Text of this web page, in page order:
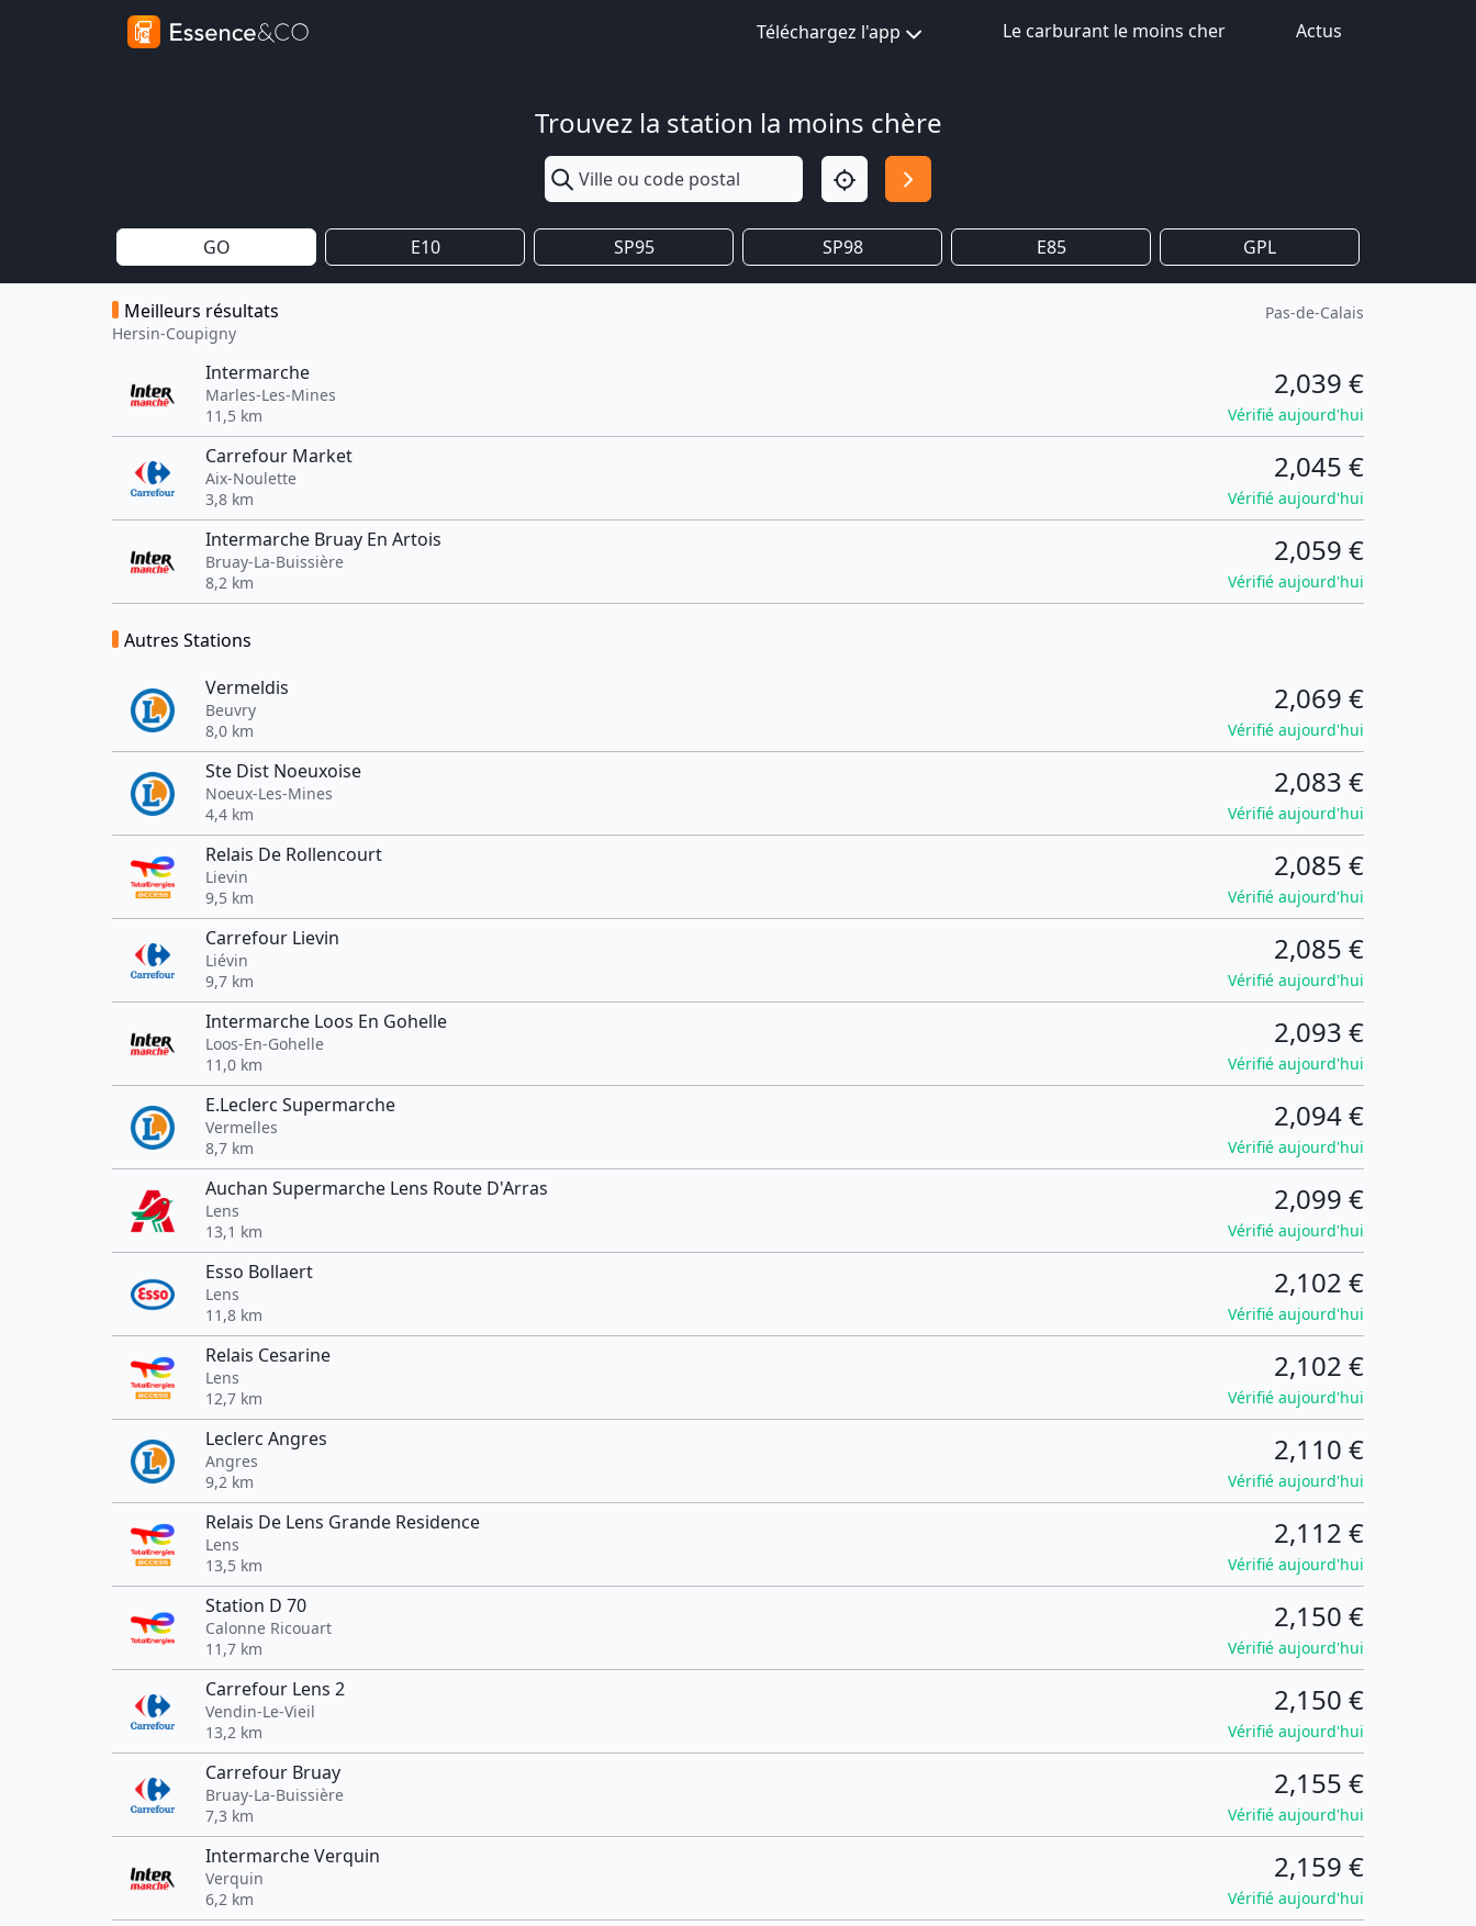
Téléchargez l'app Le carburant le moins cher Actus
Trouvez la station la moins chère
GO E10 SP95 SP98 E85 GPL
Meilleurs résultats
Hersin-Coupigny
Pas-de-Calais
Intermarche
Marles-Les-Mines
11,5 km
2,039 €
Vérifié aujourd'hui
Carrefour Market
Aix-Noulette
3,8 km
2,045 €
Vérifié aujourd'hui
Intermarche Bruay En Artois
Bruay-La-Buissière
8,2 km
2,059 €
Vérifié aujourd'hui
Autres Stations
Vermeldis
Beuvry
8,0 km
2,069 €
Vérifié aujourd'hui
Ste Dist Noeuxoise
Noeux-Les-Mines
4,4 km
2,083 €
Vérifié aujourd'hui
Relais De Rollencourt
Lievin
9,5 km
2,085 €
Vérifié aujourd'hui
Carrefour Lievin
Liévin
9,7 km
2,085 €
Vérifié aujourd'hui
Intermarche Loos En Gohelle
Loos-En-Gohelle
11,0 km
2,093 €
Vérifié aujourd'hui
E.Leclerc Supermarche
Vermelles
8,7 km
2,094 €
Vérifié aujourd'hui
Auchan Supermarche Lens Route D'Arras
Lens
13,1 km
2,099 €
Vérifié aujourd'hui
Esso Bollaert
Lens
11,8 km
2,102 €
Vérifié aujourd'hui
Relais Cesarine
Lens
12,7 km
2,102 €
Vérifié aujourd'hui
Leclerc Angres
Angres
9,2 km
2,110 €
Vérifié aujourd'hui
Relais De Lens Grande Residence
Lens
13,5 km
2,112 €
Vérifié aujourd'hui
Station D 70
Calonne Ricouart
11,7 km
2,150 €
Vérifié aujourd'hui
Carrefour Lens 2
Vendin-Le-Vieil
13,2 km
2,150 €
Vérifié aujourd'hui
Carrefour Bruay
Bruay-La-Buissière
7,3 km
2,155 €
Vérifié aujourd'hui
Intermarche Verquin
Verquin
6,2 km
2,159 €
Vérifié aujourd'hui